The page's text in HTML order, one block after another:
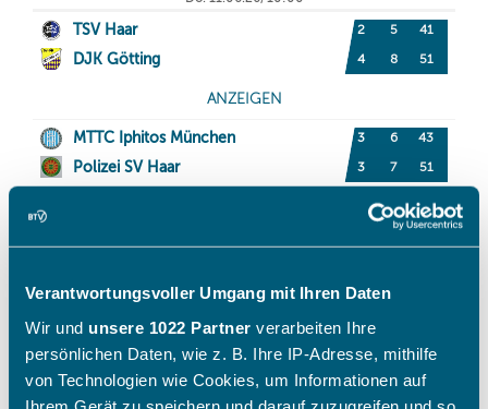
Verantwortungsvoller Umgang mit Ihren Daten
Wir und unsere 1022 Partner verarbeiten Ihre
persönlichen Daten, wie z. B. Ihre IP-Adresse, mithilfe
von Technologien wie Cookies, um Informationen auf